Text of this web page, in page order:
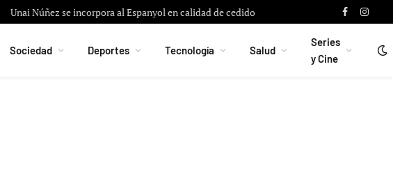
Granada negocia con Alberto Flores para reforzar la portería Facebook
Sociedad Deportes Tecnología Salud
Series
y Cine